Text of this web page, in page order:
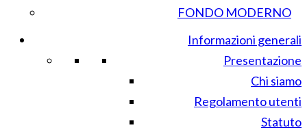
FONDO MODERNO
Informazioni generali
Presentazione
Chi siamo
Regolamento utenti
Statuto